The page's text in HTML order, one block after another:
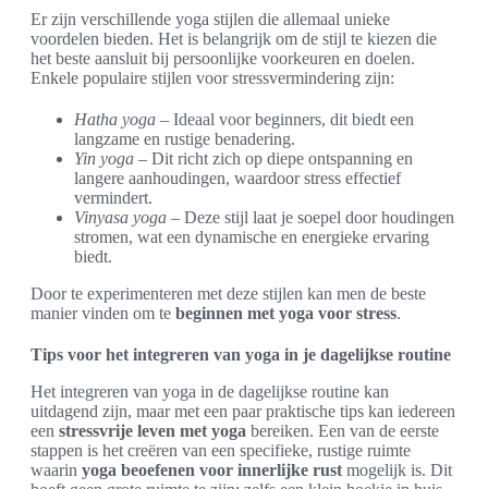
Er zijn verschillende yoga stijlen die allemaal unieke
voordelen bieden. Het is belangrijk om de stijl te kiezen die
het beste aansluit bij persoonlijke voorkeuren en doelen.
Enkele populaire stijlen voor stressvermindering zijn:
Hatha yoga – Ideaal voor beginners, dit biedt een
langzame en rustige benadering.
Yin yoga – Dit richt zich op diepe ontspanning en
langere aanhoudingen, waardoor stress effectief
vermindert.
Vinyasa yoga – Deze stijl laat je soepel door houdingen
stromen, wat een dynamische en energieke ervaring
biedt.
Door te experimenteren met deze stijlen kan men de beste
manier vinden om te beginnen met yoga voor stress.
Tips voor het integreren van yoga in je dagelijkse routine
Het integreren van yoga in de dagelijkse routine kan
uitdagend zijn, maar met een paar praktische tips kan iedereen
een stressvrije leven met yoga bereiken. Een van de eerste
stappen is het creëren van een specifieke, rustige ruimte
waarin yoga beoefenen voor innerlijke rust mogelijk is. Dit